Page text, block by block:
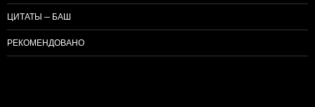
ЦИТАТЫ — БАШ
РЕКОМЕНДОВАНО